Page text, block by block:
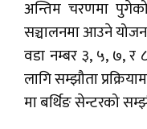
अन्तिम चरणमा
सञ्चालनमा आउने
वडा नम्बर ३, ५, ७, र
लागि सम्झौता
मा बर्थिङ सेन्टरको